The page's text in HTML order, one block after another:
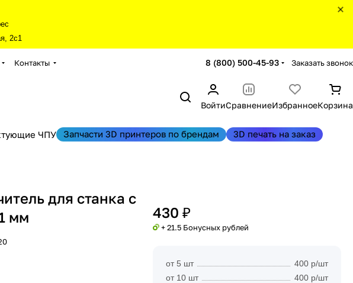
2с1
Контакты 8 (800) 500-45-93 Заказать звонок
ВойтиСравнениеИзбранноеКорзина
ЧПУ Запчасти 3D принтеров по брендам 3D печать на заказ
для станка с
мм
430 ₽
+ 21.5 Бонусных рублей
от 5 шт
400 р/шт
от 10 шт
400 р/шт